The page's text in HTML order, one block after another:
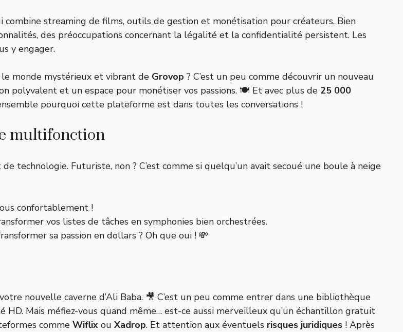
streaming de films, outils de gestion et monétisation pour créateurs. Bien
des préoccupations concernant la légalité et la confidentialité persistent. Les
y engager.
monde mystérieux et vibrant de Grovop ? C’est un peu comme découvrir un nouveau
polyvalent et un espace pour monétiser vos passions. 🍽️ Et avec plus de 25 000
pourquoi cette plateforme est dans toutes les conversations !
multifonction
technologie. Futuriste, non ? C’est comme si quelqu’un avait secoué une boule à neige
confortablement !
vos listes de tâches en symphonies bien orchestrées.
sa passion en dollars ? Oh que oui ! 💸
nouvelle caverne d’Ali Baba. 🎥 C’est un peu comme entrer dans une bibliothèque
Mais méfiez-vous quand même… est-ce aussi merveilleux qu’un échantillon gratuit
comme Wiflix ou Xadrop. Et attention aux éventuels risques juridiques ! Après